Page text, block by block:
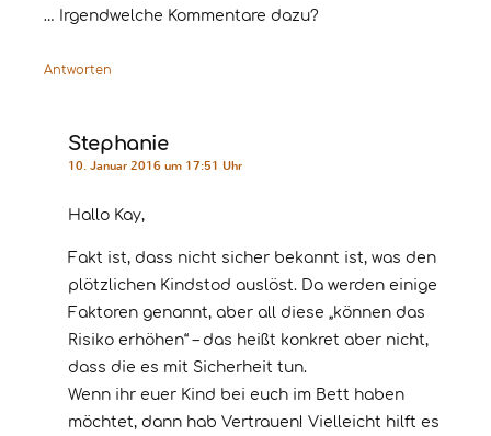
… Irgendwelche Kommentare dazu?
Antworten
Stephanie
10. Januar 2016 um 17:51 Uhr
Hallo Kay,
Fakt ist, dass nicht sicher bekannt ist, was den
plötzlichen Kindstod auslöst. Da werden einige
Faktoren genannt, aber all diese „können das
Risiko erhöhen“ – das heißt konkret aber nicht,
dass die es mit Sicherheit tun.
Wenn ihr euer Kind bei euch im Bett haben
möchtet, dann hab Vertrauen! Vielleicht hilft es